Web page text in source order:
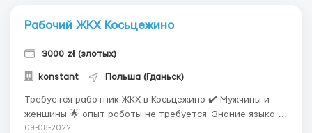
Рабочий ЖКХ Косьцежино
3000 zł (злотых)
konstant Польша (Гданьск)
Требуется работник ЖКХ в Косьцежино ✔️ Мужчины и
женщины 🌟 опыт работы не требуется. Знание языка -
не требуется. ⏱️график 5-8 ч в день 💰18-19 zł netto в
09-08-2022